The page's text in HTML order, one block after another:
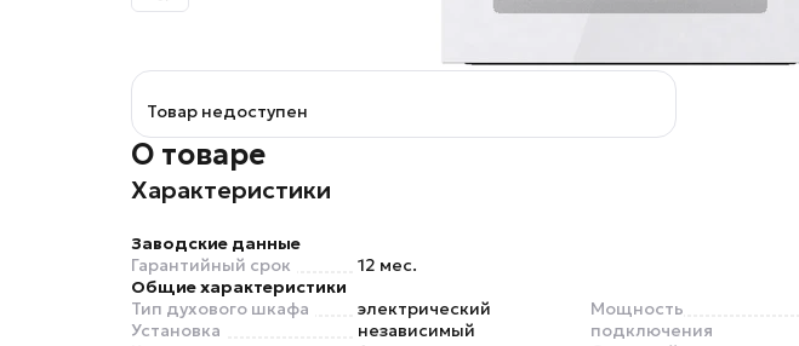
Товар недоступен
О товаре
Характеристики
Заводские данные
Гарантийный срок
12 мес.
Общие характеристики
Тип духового шкафа
электрический
Установка
независимый
Мощность
подключения